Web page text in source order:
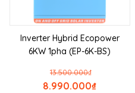
Inverter Hybrid Ecopower
6KW 1pha (EP-6K-BS)
₫
13.500.000
₫
8.990.000